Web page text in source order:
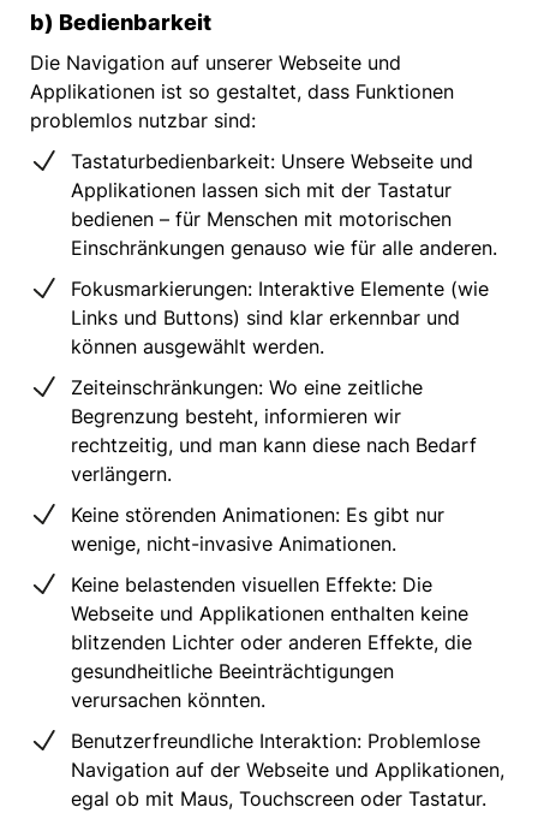
b) Bedienbarkeit
Die Navigation auf unserer Webseite und
Applikationen ist so gestaltet, dass Funktionen
problemlos nutzbar sind:
Tastaturbedienbarkeit: Unsere Webseite und
Applikationen lassen sich mit der Tastatur
bedienen – für Menschen mit motorischen
Einschränkungen genauso wie für alle anderen.
Fokusmarkierungen: Interaktive Elemente (wie
Links und Buttons) sind klar erkennbar und
können ausgewählt werden.
Zeiteinschränkungen: Wo eine zeitliche
Begrenzung besteht, informieren wir
rechtzeitig, und man kann diese nach Bedarf
verlängern.
Keine störenden Animationen: Es gibt nur
wenige, nicht-invasive Animationen.
Keine belastenden visuellen Effekte: Die
Webseite und Applikationen enthalten keine
blitzenden Lichter oder anderen Effekte, die
gesundheitliche Beeinträchtigungen
verursachen könnten.
Benutzerfreundliche Interaktion: Problemlose
Navigation auf der Webseite und Applikationen,
egal ob mit Maus, Touchscreen oder Tastatur.